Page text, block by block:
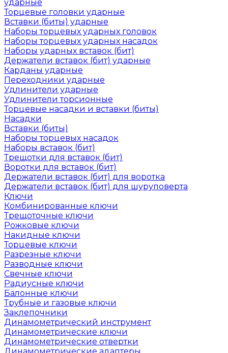
ударные
Торцевые головки ударные
Вставки (биты) ударные
Наборы торцевых ударных головок
Наборы торцевых ударных насадок
Наборы ударных вставок (бит)
Держатели вставок (бит) ударные
Карданы ударные
Переходники ударные
Удлинители ударные
Удлинители торсионные
Торцевые насадки и вставки (биты)
Насадки
Вставки (биты)
Наборы торцевых насадок
Наборы вставок (бит)
Трещотки для вставок (бит)
Воротки для вставок (бит)
Держатели вставок (бит) для воротка
Держатели вставок (бит) для шуруповерта
Ключи
Комбинированные ключи
Трещоточные ключи
Рожковые ключи
Накидные ключи
Торцевые ключи
Разрезные ключи
Разводные ключи
Свечные ключи
Радиусные ключи
Балонные ключи
Трубные и газовые ключи
Заклепочники
Динамометрический инструмент
Динамометрические ключи
Динамометрические отвертки